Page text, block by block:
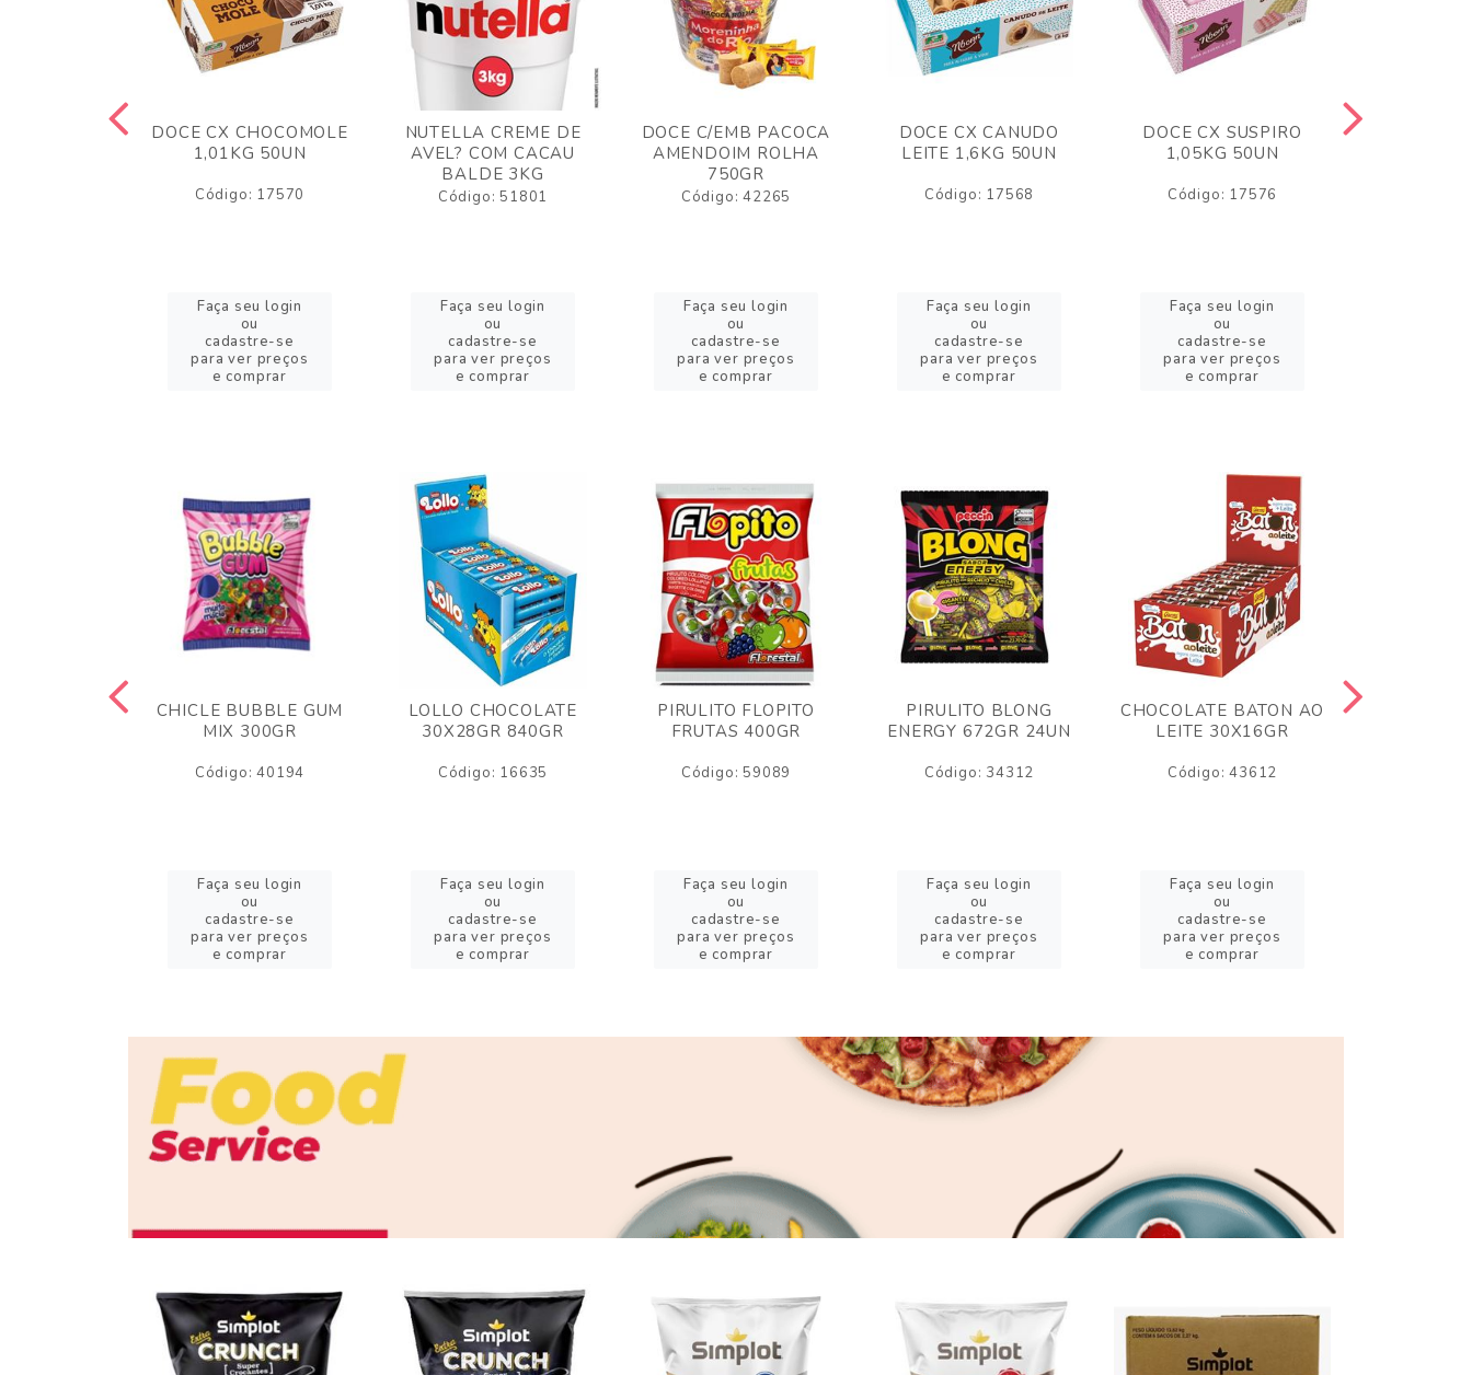
DOCE CX CHOCOMOLE
1,01KG 50UN
Código: 17570
Faça seu login
ou
cadastre-se
para ver preços
e comprar
NUTELLA CREME DE
AVEL? COM CACAU
BALDE 3KG
Código: 51801
Faça seu login
ou
cadastre-se
para ver preços
e comprar
DOCE C/EMB PACOCA
AMENDOIM ROLHA
750GR
Código: 42265
Faça seu login
ou
cadastre-se
para ver preços
e comprar
DOCE CX CANUDO
LEITE 1,6KG 50UN
Código: 17568
Faça seu login
ou
cadastre-se
para ver preços
e comprar
DOCE CX SUSPIRO
1,05KG 50UN
Código: 17576
Faça seu login
ou
cadastre-se
para ver preços
e comprar
CHICLE BUBBLE GUM
MIX 300GR
Código: 40194
Faça seu login
ou
cadastre-se
para ver preços
e comprar
LOLLO CHOCOLATE
30X28GR 840GR
Código: 16635
Faça seu login
ou
cadastre-se
para ver preços
e comprar
PIRULITO FLOPITO
FRUTAS 400GR
Código: 59089
Faça seu login
ou
cadastre-se
para ver preços
e comprar
PIRULITO BLONG
ENERGY 672GR 24UN
Código: 34312
Faça seu login
ou
cadastre-se
para ver preços
e comprar
CHOCOLATE BATON AO
LEITE 30X16GR
Código: 43612
Faça seu login
ou
cadastre-se
para ver preços
e comprar